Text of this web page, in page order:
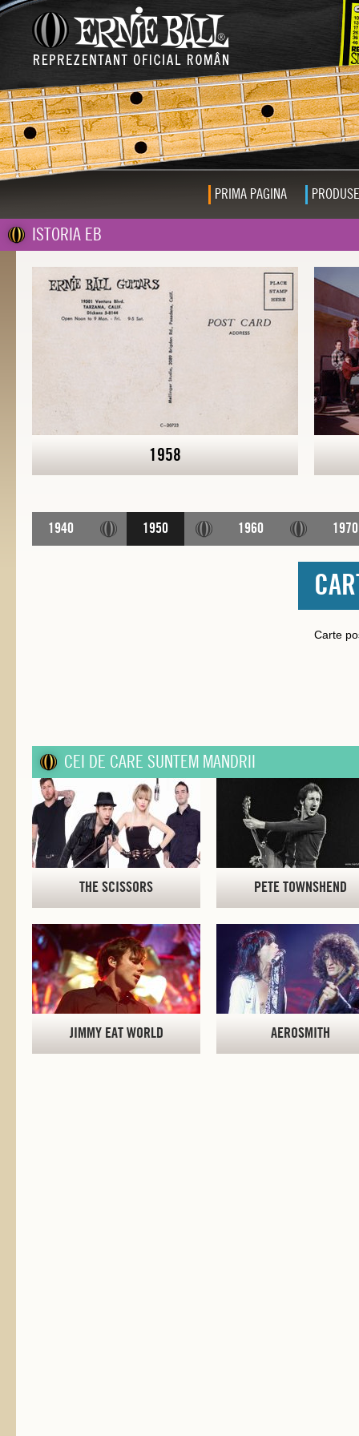
PRIMA PAGINA PRODUSE
ISTORIA EB
1958
1940 1950 1960 1970
Carte
CEI DE CARE SUNTEM MANDRII
THE SCISSORS PETE TOWNSHEND
JIMMY EAT WORLD AEROSMITH